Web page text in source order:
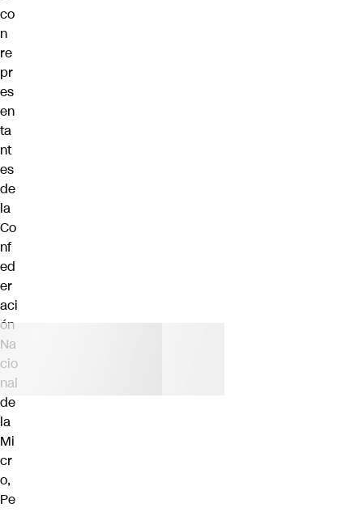
co
n
re
pr
es
en
ta
nt
es
de
la
Co
nf
ed
er
aci
ón
Na
cio
nal
de
la
Mi
cr
o,
Pe